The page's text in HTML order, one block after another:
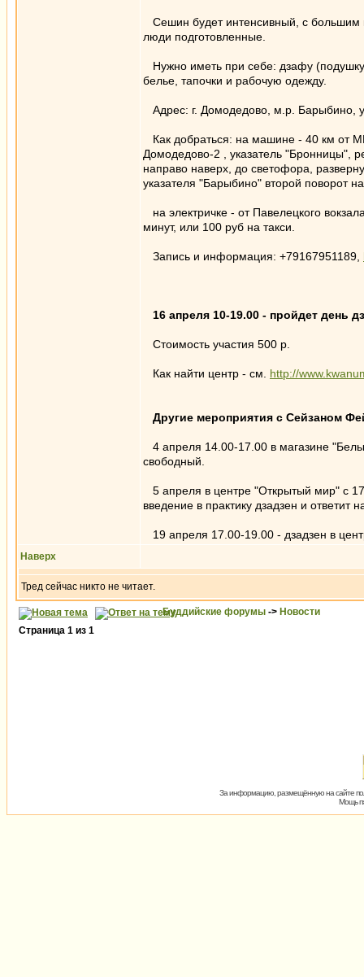
Сешин будет интенсивный, с большим
люди подготовленные.
Нужно иметь при себе: дзафу
белье, тапочки и рабочую одежду.
Адрес: г. Домодедово, м.р. Барыбино,
Как добраться: на машине - 40 км от
Домодедово-2 , указатель "Бронницы",
направо наверх, до светофора,
указателя "Барыбино" второй поворот
на электричке - от Павелецкого
минут, или 100 руб на такси.
Запись и информация: +79167951189,
16 апреля 10-19.00 - пройдет день
Стоимость участия 500 р.
Как найти центр - см. http://
Другие мероприятия с Сейзаном
4 апреля 14.00-17.00 в магазине
свободный.
5 апреля в центре "Открытый мир" с
введение в практику дзадзен и
19 апреля 17.00-19.00 - дзадзен в
Наверх
Тред сейчас никто не читает.
Буддийские форумы -> Новости
Страница 1 из 1
За информацию, размещённую на сайте
Мощь